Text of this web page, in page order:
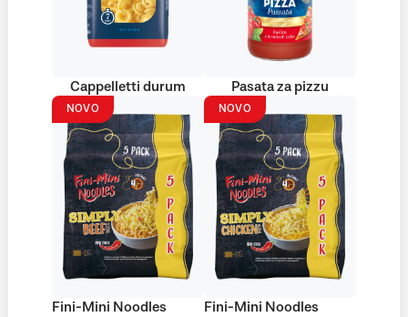
Cappelletti durum Pasata za pizzu
NOVO
Fini-Mini Noodles
NOVO
Fini-Mini Noodles